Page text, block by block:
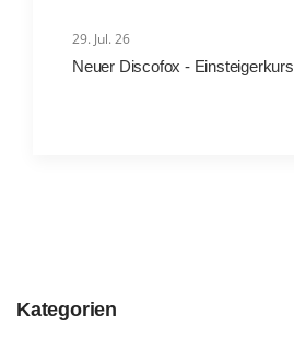
Kategorien
29. Jul. 26
Neuer Discofox - Einsteigerkurs